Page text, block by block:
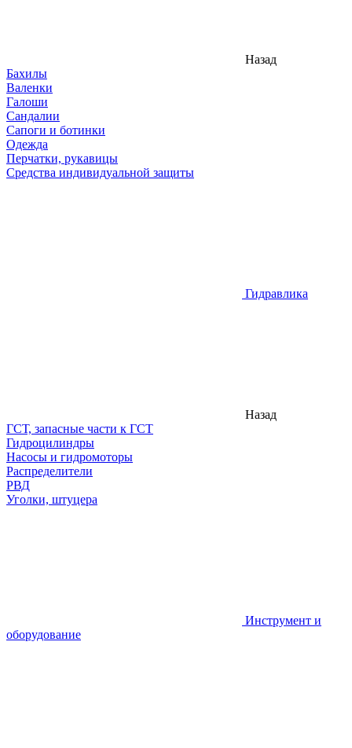
Назад
Бахилы
Валенки
Галоши
Сандалии
Сапоги и ботинки
Одежда
Перчатки, рукавицы
Средства индивидуальной защиты
Гидравлика
Назад
ГСТ, запасные части к ГСТ
Гидроцилиндры
Насосы и гидромоторы
Распределители
РВД
Уголки, штуцера
Инструмент и
оборудование